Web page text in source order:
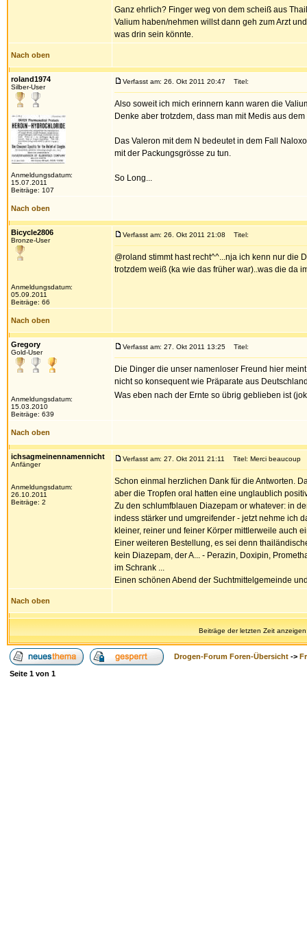
Ganz ehrlich? Finger weg von dem scheiß aus
Valium haben/nehmen willst dann geh zum Arzt
was drin sein könnte.
Nach oben
roland1974
Silber-User
Anmeldungsdatum:
15.07.2011
Beiträge: 107
Verfasst am: 26. Okt 2011 20:47 Titel:
Also soweit ich mich erinnern kann waren die
Denke aber trotzdem, dass man mit Medis aus
Das Valeron mit dem N bedeutet in dem Fall
mit der Packungsgrösse zu tun.
So Long...
Nach oben
Bicycle2806
Bronze-User
Anmeldungsdatum:
05.09.2011
Beiträge: 66
Verfasst am: 26. Okt 2011 21:08 Titel:
@roland stimmt hast recht^^...nja ich kenn nur die
trotzdem weiß (ka wie das früher war)..was die da
Nach oben
Gregory
Gold-User
Anmeldungsdatum:
15.03.2010
Beiträge: 639
Verfasst am: 27. Okt 2011 13:25 Titel:
Die Dinger die unser namenloser Freund hier
nicht so konsequent wie Präparate aus
Was eben nach der Ernte so übrig geblieben ist
Nach oben
ichsagmeinennamennicht
Anfänger
Anmeldungsdatum:
26.10.2011
Beiträge: 2
Verfasst am: 27. Okt 2011 21:11 Titel: Merci beaucoup
Schon einmal herzlichen Dank für die Antworten.
aber die Tropfen oral hatten eine unglaublich
Zu den schlumfblauen Diazepam or whatever: in
indess stärker und umgreifender - jetzt nehme ich
kleiner, reiner und feiner Körper mittlerweile auch
Einer weiteren Bestellung, es sei denn
kein Diazepam, der A... - Perazin, Doxipin,
im Schrank ...
Einen schönen Abend der Suchtmittelgemeinde
Nach oben
Beiträge der letzten Zeit
Drogen-Forum Foren-Übersicht ->
Seite 1 von 1